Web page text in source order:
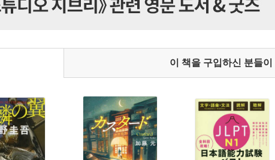
이 책을 구입하신 분들이